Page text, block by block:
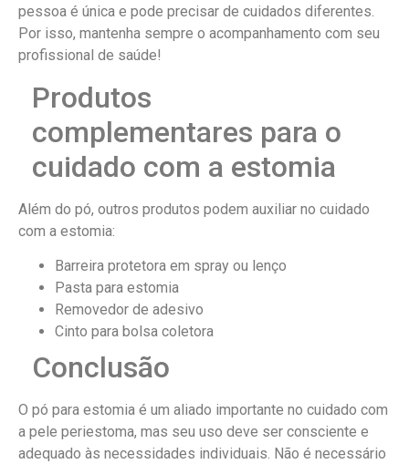
pessoa é única e pode precisar de cuidados diferentes.
Por isso, mantenha sempre o acompanhamento com seu
profissional de saúde!
Produtos
complementares para o
cuidado com a estomia
Além do pó, outros produtos podem auxiliar no cuidado
com a estomia:
Barreira protetora em spray ou lenço
Pasta para estomia
Removedor de adesivo
Cinto para bolsa coletora
Conclusão
O pó para estomia é um aliado importante no cuidado com
a pele periestoma, mas seu uso deve ser consciente e
adequado às necessidades individuais. Não é necessário